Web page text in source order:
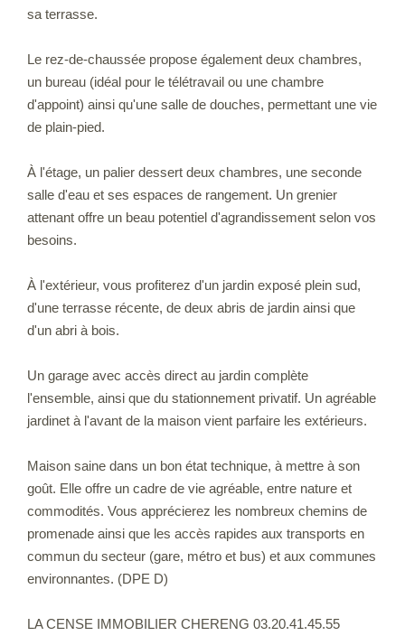
sa terrasse.
Le rez-de-chaussée propose également deux chambres,
un bureau (idéal pour le télétravail ou une chambre
d'appoint) ainsi qu'une salle de douches, permettant une vie
de plain-pied.
À l'étage, un palier dessert deux chambres, une seconde
salle d'eau et ses espaces de rangement. Un grenier
attenant offre un beau potentiel d'agrandissement selon vos
besoins.
À l'extérieur, vous profiterez d'un jardin exposé plein sud,
d'une terrasse récente, de deux abris de jardin ainsi que
d'un abri à bois.
Un garage avec accès direct au jardin complète
l'ensemble, ainsi que du stationnement privatif. Un agréable
jardinet à l'avant de la maison vient parfaire les extérieurs.
Maison saine dans un bon état technique, à mettre à son
goût. Elle offre un cadre de vie agréable, entre nature et
commodités. Vous apprécierez les nombreux chemins de
promenade ainsi que les accès rapides aux transports en
commun du secteur (gare, métro et bus) et aux communes
environnantes. (DPE D)
LA CENSE IMMOBILIER CHERENG 03.20.41.45.55